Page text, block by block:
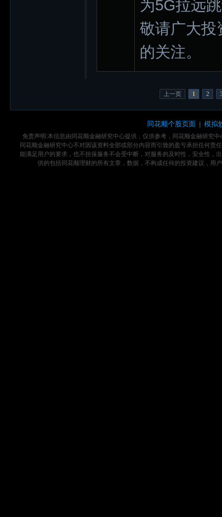
为5G拉远
敬请广大投
的关注。
上一页 1 2
同花顺个股页面 模拟
免责声明:本信息由同花顺金融研究中心提供，仅供参考，同花顺金融研究
同花顺金融研究中心不对因该资料全部或部分内容而引致的盈亏承担任何
能满足用户的要求，也不担保服务不会受中断，对服务的及时性，安全性，
供的包括同花顺理财的所有文章，数据，不构成任何的投资建议，用